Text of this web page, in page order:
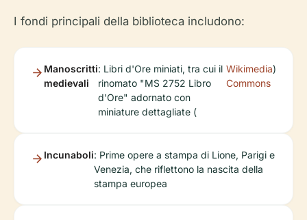
I fondi principali della biblioteca includono:
Manoscritti
medievali
: Libri d'Ore miniati, tra cui il
rinomato "MS 2752 Libro
d'Ore" adornato con
miniature dettagliate (
Wikimedia
Commons
)
Incunaboli: Prime opere a stampa di Lione, Parigi e
Venezia, che riflettono la nascita della
stampa europea